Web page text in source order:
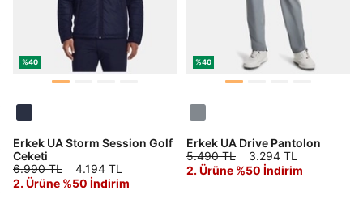
%40
Erkek UA Storm Session Golf
Ceketi
6.990 TL
4.194 TL
2. Ürüne %50 İndirim
%40
Erkek UA Drive Pantolon
5.490 TL
3.294 TL
2. Ürüne %50 İndirim